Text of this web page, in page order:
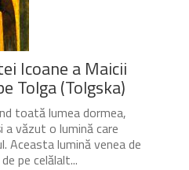
Icoane a Maicii
Tolga (Tolgska)
toată lumea dormea,
văzut o lumină care
Aceasta lumină venea de
pe celălalt...